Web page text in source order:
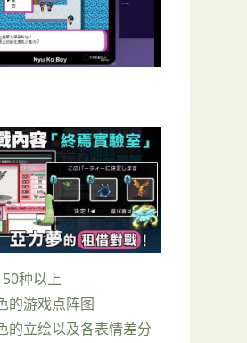
种以上
的游戏点阵图
的立绘以及各表情差分